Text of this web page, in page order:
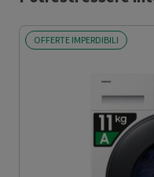
OFFERTE IMPERDIBILI